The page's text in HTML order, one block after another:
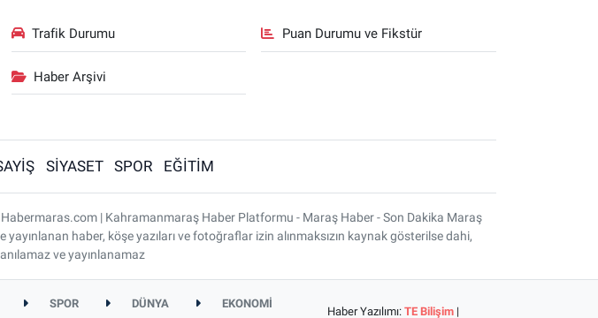
Trafik Durumu Puan Durumu ve Fikstür
Haber Arşivi
SİYASET SPOR EĞİTİM
| Kahramanmaraş Haber Platformu - Maraş Haber - Son Dakika Maraş
haber, köşe yazıları ve fotoğraflar izin alınmaksızın kaynak gösterilse dahi,
ve yayınlanamaz
SPOR DÜNYA
EKONOMİ
Haber Yazılımı: TE Bilişim|